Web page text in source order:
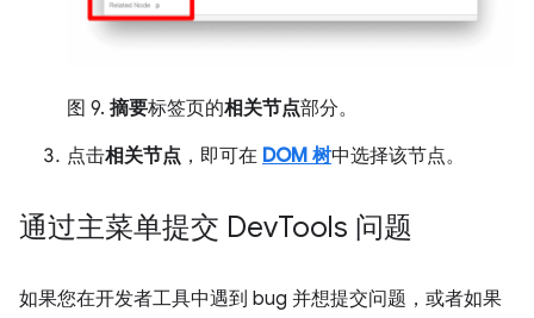
图 9. 摘要标签页的相关节点部分。
点击相关节点 ，即可在 DOM 树中选择该节点。
通过主菜单提交 DevTools 问题
如果您在开发者工具中遇到 bug 并想提交问题，或者如果